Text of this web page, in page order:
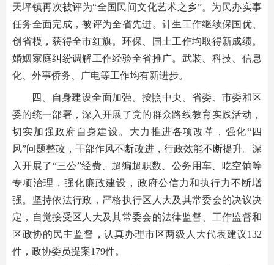
天坪镇再次被评为“全国民间文化艺术之乡”。为民办实事
任务全面完成，被评为全省先进。计生工作继续保国优、
创省模，获得全市红旗。环保、国土工作均取得新成绩。
婚姻家庭纠纷调解工作经验全省推广。武装、科技、信息
化、外事侨务、广电等工作均有新进步。
四、自身建设全面加强。按照中央、省委、市委和区
委的统一部署，深入开展了党的群众路线教育实践活动，
切实加强政府自身建设。大力推进各项改革，强化“四
风”问题整改，干部作风不断改进，行政效能不断提升。深
入开展了“三公”经费、超编超职数、公务用车、吃空饷等
专项治理，强化廉政建设，政府公信力和执行力不断增
强。坚持依法行政，严格执行区人大及其常委会的决议决
定，自觉接受区人大及其常委会的法律监督、工作监督和
区政协的民主监督，认真办理市区两级人大代表建议132
件，政协委员提案179件。